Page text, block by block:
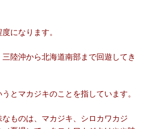
になります。
陸沖から北海道南部まで回遊してき
とマカジキのことを指しています。
ものは、マカジキ、シロカワカジ